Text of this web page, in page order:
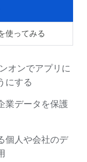
使ってみる
オンでアプリに
にする
業データを保護
個人や会社のデ